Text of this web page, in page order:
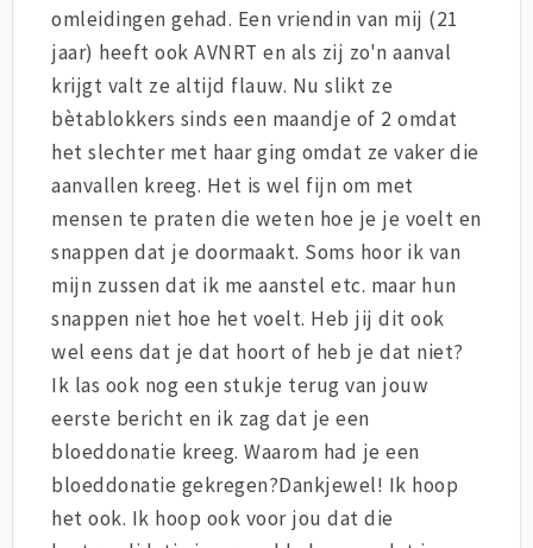
omleidingen gehad. Een vriendin van mij (21
jaar) heeft ook AVNRT en als zij zo'n aanval
krijgt valt ze altijd flauw. Nu slikt ze
bètablokkers sinds een maandje of 2 omdat
het slechter met haar ging omdat ze vaker die
aanvallen kreeg. Het is wel fijn om met
mensen te praten die weten hoe je je voelt en
snappen dat je doormaakt. Soms hoor ik van
mijn zussen dat ik me aanstel etc. maar hun
snappen niet hoe het voelt. Heb jij dit ook
wel eens dat je dat hoort of heb je dat niet?
Ik las ook nog een stukje terug van jouw
eerste bericht en ik zag dat je een
bloeddonatie kreeg. Waarom had je een
bloeddonatie gekregen?Dankjewel! Ik hoop
het ook. Ik hoop ook voor jou dat die